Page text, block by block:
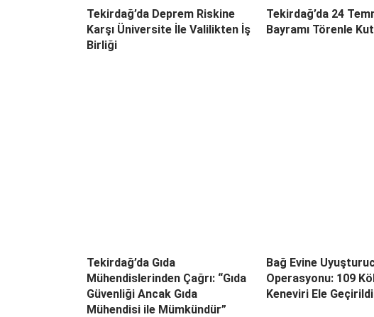
Tekirdağ’da Deprem Riskine
Karşı Üniversite İle Valilikten İş
Birliği
Tekirdağ’da 24
Bayramı Törenle
Tekirdağ’da Gıda
Mühendislerinden Çağrı: “Gıda
Güvenliği Ancak Gıda
Mühendisi ile Mümkündür”
Bağ Evine
Operasyonu: 109
Keneviri Ele Geçirildi